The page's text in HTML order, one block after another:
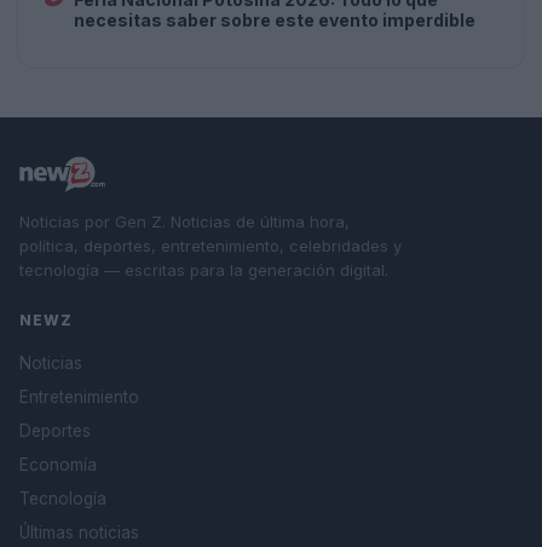
necesitas saber sobre este evento imperdible
Noticias por Gen Z. Noticias de última hora,
política, deportes, entretenimiento, celebridades y
tecnología — escritas para la generación digital.
NEWZ
Noticias
Entretenimiento
Deportes
Economía
Tecnología
Últimas noticias